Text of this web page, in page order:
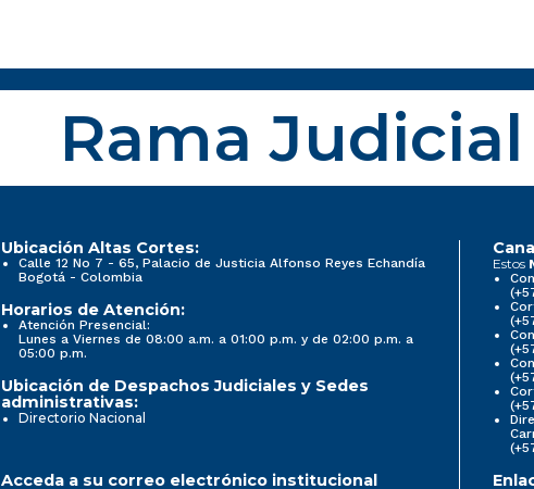
Rama Judicial
Ubicación Altas Cortes:
Calle 12 No 7 - 65, Palacio de Justicia Alfonso Reyes Echandía
Bogotá - Colombia
Horarios de Atención:
Atención Presencial:
Lunes a Viernes de 08:00 a.m. a 01:00 p.m. y de 02:00 p.m. a
05:00 p.m.
Ubicación de Despachos Judiciales y Sedes
administrativas:
Directorio Nacional
Estos
Acceda a su correo electrónico institucional